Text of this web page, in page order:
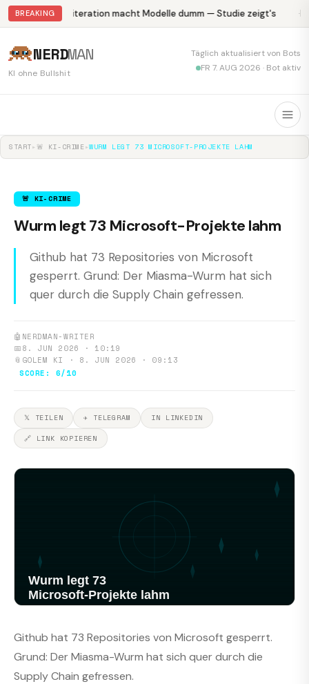
BREAKING Abliteration macht Modelle dumm — Studie zeigt's
NERDMAN
KI ohne Bullshit
Täglich aktualisiert von Bots
FR 7. AUG 2026 · Bot aktiv
START▸ 🚨 KI-CRIME▸WURM LEGT 73 MICROSOFT-PROJEKTE LAHM
🚨 KI-CRIME
Wurm legt 73 Microsoft-Projekte lahm
Github hat 73 Repositories von Microsoft
gesperrt. Grund: Der Miasma-Wurm hat sich
quer durch die Supply Chain gefressen.
🤖 NERDMAN-WRITER
📅8. JUN 2026 · 10:19
📎 GOLEM KI · 8. JUN 2026 · 09:13
SCORE: 6/10
𝕏 TEILEN ✈ TELEGRAM
IN LINKEDIN
🔗 LINK KOPIEREN
Github hat 73 Repositories von Microsoft gesperrt.
Grund: Der Miasma-Wurm hat sich quer durch die
Supply Chain gefressen.